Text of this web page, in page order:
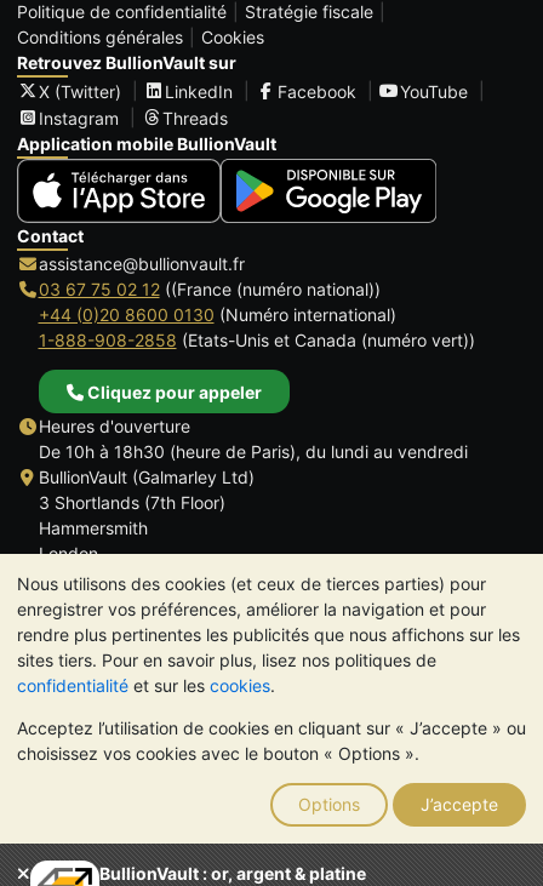
Nous utilisons des cookies (et ceux de tierces parties) pour
enregistrer vos préférences, améliorer la navigation et pour
rendre plus pertinentes les publicités que nous affichons sur les
sites tiers. Pour en savoir plus, lisez nos politiques de
confidentialité et sur les cookies.
Acceptez l’utilisation de cookies en cliquant sur « J’accepte » ou
choisissez vos cookies avec le bouton « Options ».
Options J’accepte
BullionVault : or, argent & platine
Politique de confidentialité
Stratégie fiscale
Conditions générales
Cookies
Retrouvez BullionVault sur
X (Twitter)
LinkedIn Facebook
YouTube
Instagram
Threads
Application mobile BullionVault
Contact
assistance@bullionvault.fr
03 67 75 02 12((France (numéro national))
+44 (0)20 8600 0130 (Numéro international)
1-888-908-2858 (Etats-Unis et Canada (numéro vert))
Cliquez pour appeler
Heures d'ouverture
De 10h à 18h30 (heure de Paris), du lundi au vendredi
BullionVault (Galmarley Ltd)
3 Shortlands (7th Floor)
Hammersmith
London
W6 8DA
ROYAUME UNI
TrustScore 4.6 | 534 avis
VEUILLEZ NOTER: La valeur des métaux précieux peut aussi
bien baisser qu'augmenter. Les tendances historiques ne
garantissent pas l'évolution future des cours. Rien sur les sites
Internet de BullionVault ou dans ses communications ne
constitue un conseil en investissement. Demander l'avis d'un